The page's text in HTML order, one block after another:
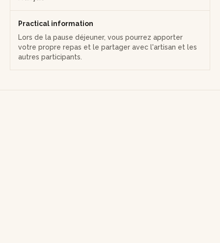
Puis, vous apprendrez les bases de l'affûtage et
Après avoir rangé et nettoyé votre poste de travail, vous
repartirez avec votre création unique et personnelle, prêt à
donner une nouvelle dimension à vos talents manuels.
Practical information
Lors de la pause déjeuner, vous pourrez apporter
votre propre repas et le partager avec l'artisan et les
autres participants.